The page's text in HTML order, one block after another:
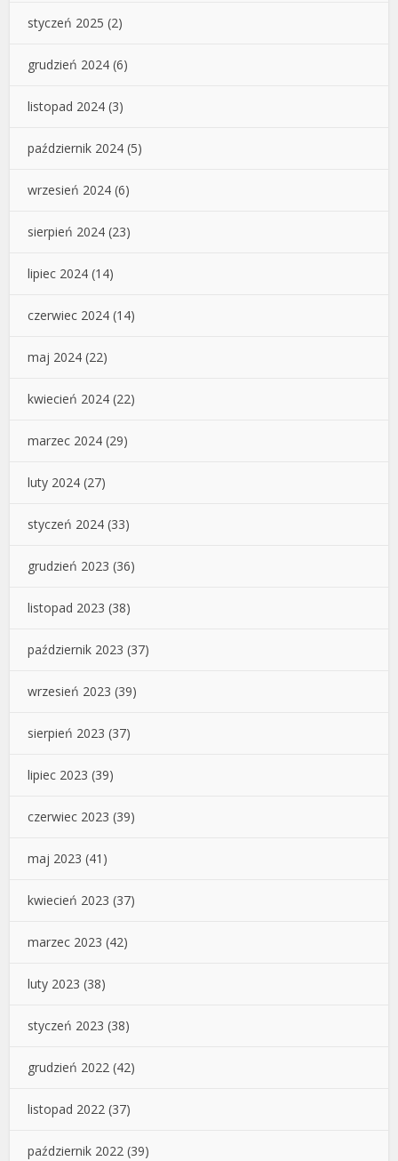
styczeń 2025 (2)
grudzień 2024 (6)
listopad 2024 (3)
październik 2024 (5)
wrzesień 2024 (6)
sierpień 2024 (23)
lipiec 2024 (14)
czerwiec 2024 (14)
maj 2024 (22)
kwiecień 2024 (22)
marzec 2024 (29)
luty 2024 (27)
styczeń 2024 (33)
grudzień 2023 (36)
listopad 2023 (38)
październik 2023 (37)
wrzesień 2023 (39)
sierpień 2023 (37)
lipiec 2023 (39)
czerwiec 2023 (39)
maj 2023 (41)
kwiecień 2023 (37)
marzec 2023 (42)
luty 2023 (38)
styczeń 2023 (38)
grudzień 2022 (42)
listopad 2022 (37)
październik 2022 (39)